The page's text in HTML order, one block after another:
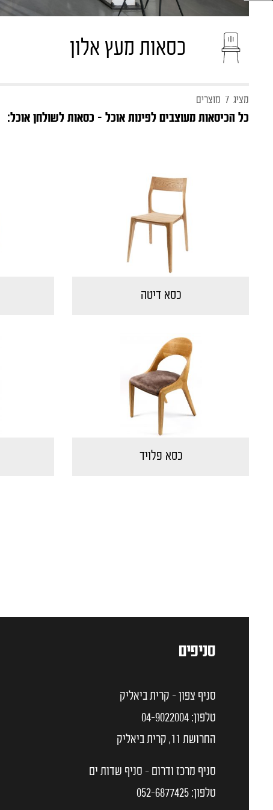
שולחנות פורמייקהכסאות מעץ אלון
מציג 7 מוצרים
כל הכיסאות מעוצבים לפינות אוכל - כסאות לשולחן אוכל:
כסא דיטה
כסא פלויד
סניפים
סניף צפון - קרית ביאליק
טלפון: 04-9022004
החרושת 11, קרית ביאליק
סניף מרכז ודרום - סניף שדות ים
טלפון: 052-6877425